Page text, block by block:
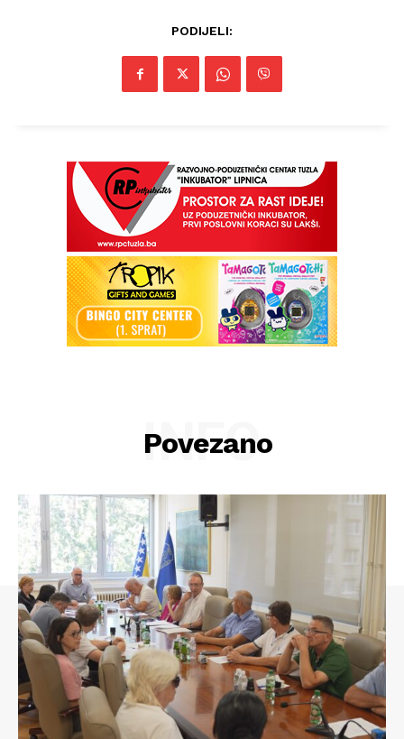
PODIJELI:
Povezano
INFO